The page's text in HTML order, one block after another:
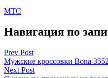
МТС
Навигация по
Prev Post
Мужские кроссовки Bona
Next Post